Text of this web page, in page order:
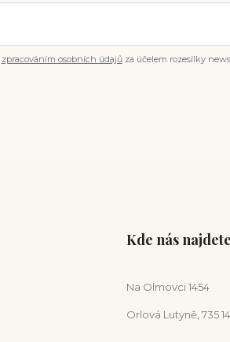
zpracováním osobních údajůza účelem rozesílky
Kde nás najdete
Na Olmovci 1454
Orlová Lutyně, 735 14